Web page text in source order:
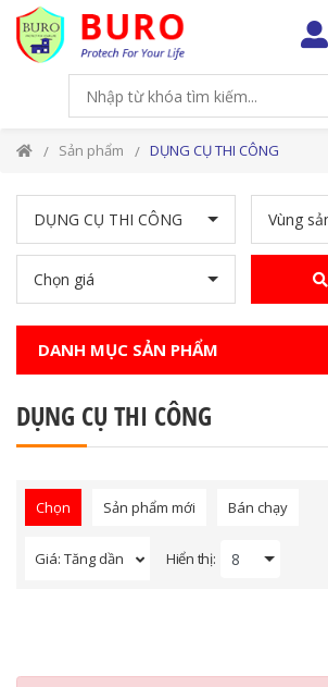
Sản phẩm DỤNG CỤ THI CÔNG
DỤNG CỤ THI CÔNG Vùng
Chọn giá
DANH MỤC SẢN PHẨM
DỤNG CỤ THI CÔNG
Chọn Sản phẩm mới Bán chạy
Giá: Tăng dần Hiển thị: